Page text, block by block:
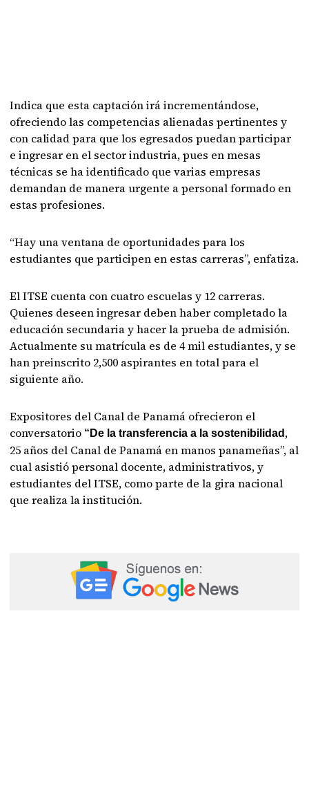
Indica que esta captación irá incrementándose,
ofreciendo las competencias alienadas pertinentes y
con calidad para que los egresados puedan participar
e ingresar en el sector industria, pues en mesas
técnicas se ha identificado que varias empresas
demandan de manera urgente a personal formado en
estas profesiones.
“Hay una ventana de oportunidades para los
estudiantes que participen en estas carreras”, enfatiza.
El ITSE cuenta con cuatro escuelas y 12 carreras.
Quienes deseen ingresar deben haber completado la
educación secundaria y hacer la prueba de admisión.
Actualmente su matrícula es de 4 mil estudiantes, y se
han preinscrito 2,500 aspirantes en total para el
siguiente año.
Expositores del Canal de Panamá ofrecieron el
conversatorio “De la transferencia a la sostenibilidad ,
25 años del Canal de Panamá en manos panameñas”, al
cual asistió personal docente, administrativos, y
estudiantes del ITSE, como parte de la gira nacional
que realiza la institución.